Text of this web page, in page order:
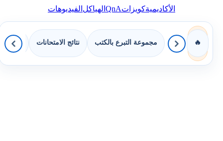
الأكاديميةكويزاتQnAالهياكل الفيديوهات
🔥 مجموعة التبرع بالكتب نتائج الامتحانات